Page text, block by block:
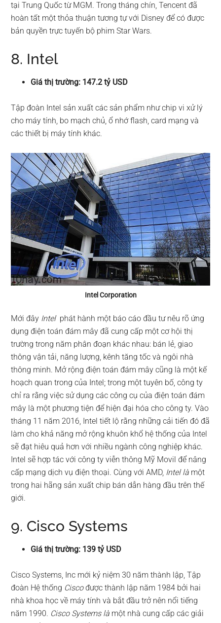
tại Trung Quốc từ MGM. Trong tháng chín, Tencent đã
hoàn tất một thỏa thuận tương tự với Disney để có được
bản quyền trực tuyến bộ phim Star Wars.
8. Intel
Giá thị trường: 147.2 tỷ USD
Tập đoàn Intel sản xuất các sản phẩm như chip vi xử lý
cho máy tính, bo mạch chủ, ổ nhớ flash, card mạng và
các thiết bị máy tính khác.
Intel Corporation
Mới đây Intelphát hành một báo cáo đầu tư nêu rõ ứng
dụng điện toán đám mây đã cung cấp một cơ hội thị
trường trong năm phân đoạn khác nhau: bán lẻ, giao
thông vận tải, năng lượng, kênh tăng tốc và ngôi nhà
thông minh. Mở rộng điện toán đám mây cũng là một kế
hoạch quan trong của Intel; trong một tuyên bố, công ty
chỉ ra rằng việc sử dụng các công cụ của điện toán đám
mây là một phương tiện để hiện đại hóa cho công ty. Vào
tháng 11 năm 2016, Intel tiết lộ rằng những cải tiến đó đã
làm cho khả năng mở rộng khuôn khổ hệ thống của Intel
sẽ đạt hiêu quả hơn với nhiều ngành công nghiệp khác.
Intel sẽ hợp tác với công ty viễn thông Mỹ Movil để nâng
cấp mạng dịch vụ điện thoại. Cùng với AMD, Intel là một
trong hai hãng sản xuất chip bán dẫn hàng đầu trên thế
giới.
9. Cisco Systems
Giá thị trường: 139 tỷ USD
Cisco Systems, Inc mới kỷ niệm 30 năm thành lập, Tập
đoàn Hệ thống Ciscođược thành lập năm 1984 bởi hai
nhà khoa học về máy tính và bắt đầu trở nên nổi tiếng
năm 1990. Cisco Systems là một nhà cung cấp các giải